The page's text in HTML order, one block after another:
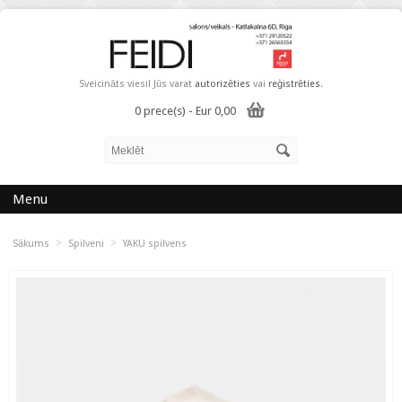
Sveicināts viesi! Jūs varat autorizēties vai reģistrēties.
0 prece(s) - Eur 0,00
Menu
Sākums > Spilveni > YAKU spilvens